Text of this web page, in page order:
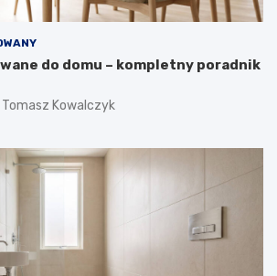
do domu – kompletny poradnik
Tomasz Kowalczyk